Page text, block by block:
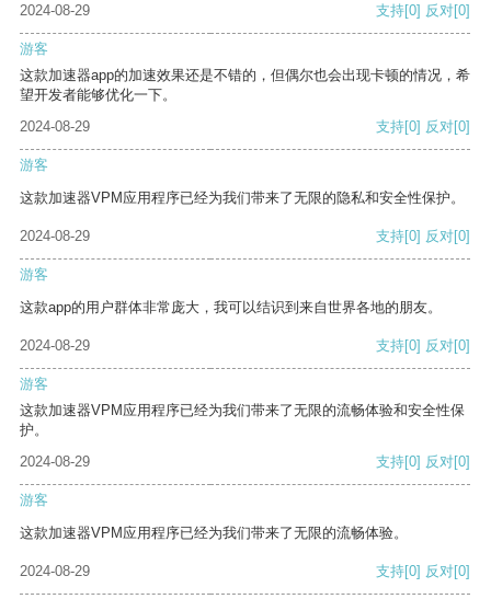
2024-08-29 支持[0] 反对[0]
游客
这款加速器app的加速效果还是不错的，但偶尔也会出现卡顿的情况，希
望开发者能够优化一下。
2024-08-29
支持[0] 反对[0]
游客
这款加速器VPM应用程序已经为我们带来了无限的隐私和安全性保护。
2024-08-29 支持[0] 反对[0]
游客
这款app的用户群体非常庞大，我可以结识到来自世界各地的朋友。
2024-08-29 支持[0] 反对[0]
游客
这款加速器VPM应用程序已经为我们带来了无限的流畅体验和安全性保
护。
2024-08-29
支持[0] 反对[0]
游客
这款加速器VPM应用程序已经为我们带来了无限的流畅体验。
2024-08-29 支持[0] 反对[0]